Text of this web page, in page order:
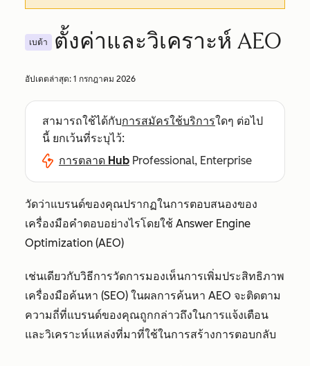
เบต้า ตั้งค่าและวิเคราะห์ AEO
อัปเดตล่าสุด: 1 กรกฎาคม 2026
สามารถใช้ได้กับการสมัครใช้บริการใดๆ ต่อไป
นี้ ยกเว้นที่ระบุไว้:
การตลาด Hub Professional, Enterprise
วัดว่าแบรนด์ของคุณปรากฏในการตอบสนองของ
เครื่องมือคำตอบอย่างไรโดยใช้ Answer Engine
Optimization (AEO)
เช่นเดียวกับวิธีการวัดการมองเห็นการเพิ่มประสิทธิภาพ
เครื่องมือค้นหา (SEO) ในผลการค้นหา AEO จะติดตาม
ความถี่ที่แบรนด์ของคุณถูกกล่าวถึงในการแจ้งเตือน
และวิเคราะห์แหล่งที่มาที่ใช้ในการสร้างการตอบกลับ